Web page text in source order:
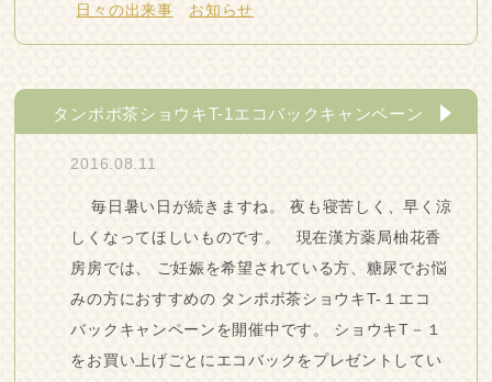
日々の出来事
お知らせ
タンポポ茶ショウキT-1エコバックキャンペーン
2016.08.11
毎日暑い日が続きますね。 夜も寝苦しく、早く涼
しくなってほしいものです。 現在漢方薬局柚花香
房房では、 ご妊娠を希望されている方、糖尿でお悩
みの方におすすめの タンポポ茶ショウキT-１エコ
バックキャンペーンを開催中です。 ショウキT－１
をお買い上げごとにエコバックをプレゼントしてい